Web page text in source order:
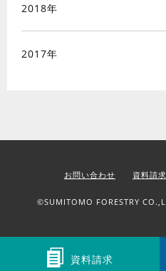
2018年
2017年
お問い合わせ 資料請求
©SUMITOMO FORESTRY
資料請求